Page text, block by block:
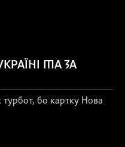
ТА ЗА
турбот, бо картку Нова